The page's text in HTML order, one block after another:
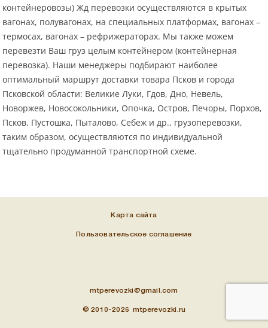
контейнеровозы) Жд перевозки осуществляются в крытых
вагонах, полувагонах, на специальных платформах, вагонах –
термосах, вагонах – рефрижераторах. Мы также можем
перевезти Ваш груз целым контейнером (контейнерная
перевозка). Наши менеджеры подбирают наиболее
оптимальный маршрут доставки товара Псков и города
Псковской области: Великие Луки, Гдов, Дно, Невель,
Новоржев, Новосокольники, Опочка, Остров, Печоры, Порхов,
Псков, Пустошка, Пыталово, Себеж и др., грузоперевозки,
таким образом, осуществляются по индивидуальной
тщательно продуманной транспортной схеме.
Карта сайта
Пользовательское соглашение
mtperevozki@gmail.com
© 2010-2026 mtperevozki.ru